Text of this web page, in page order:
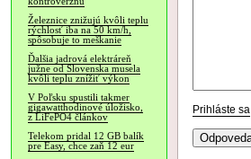
Železnice znižujú kvôli teplu
rýchlosť iba na 50 km/h,
spôsobuje to meškanie
Ďalšia jadrová elektráreň
južne od Slovenska musela
kvôli teplu znížiť výkon
V Poľsku spustili takmer
gigawatthodinové úložisko,
z LiFePO4 článkov
Telekom pridal 12 GB balík
pre Easy, chce zaň 12 eur
Prihláste sa